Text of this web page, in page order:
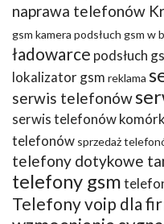
naprawa telefonów
gsm kamera podsłuch gsm w
ładowarce podsłuch
lokalizator gsm reklama
serwis telefonów
serwis telefonów
telefonów sprzedaż
telefony dotykowe
telefony gsm
Telefony voip dla